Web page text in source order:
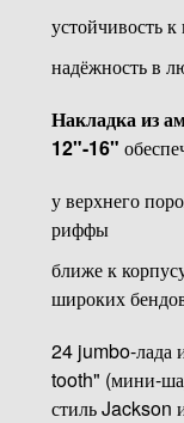
устойчивость к
надёжность в
Накладка из
12"-16"
у верхнего
риффы
ближе к
широких
24 jumbo-лада
tooth" (мини-
стиль Jackson